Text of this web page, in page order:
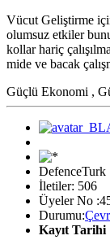
Vücut Geliştirme
olumsuz etkiler
kollar hariç
mide ve bacak
Güçlü Ekonomi ,
DefenceTurk
İletiler: 506
Üyeler No
Durumu:
Kayıt Tarihi